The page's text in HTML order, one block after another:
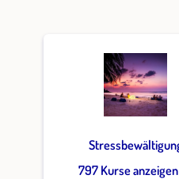
797 Kurse anzeigen